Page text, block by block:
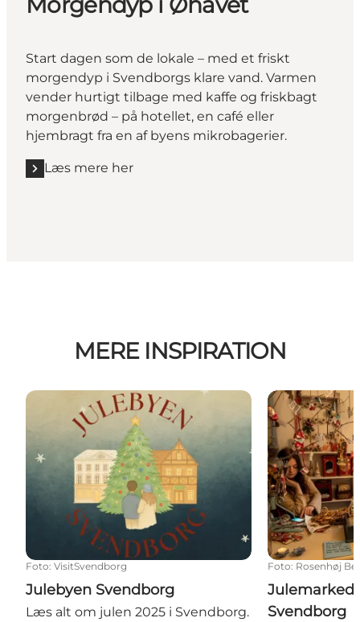
Start dagen som de lokale – med et friskt
morgendyp i Svendborgs klare vand. Varmen
vender hurtigt tilbage med kaffe og friskbagt
morgenbrød – på hotellet, en café eller
hjembragt fra en af byens mikrobagerier.
Læs mere her
MERE INSPIRATION
Julebyen Svendborg
Foto: VisitSvendborg
Julebyen Svendborg
Læs alt om julen 2025 i Svendborg.
Foto: Rosenhøj
Svendborg